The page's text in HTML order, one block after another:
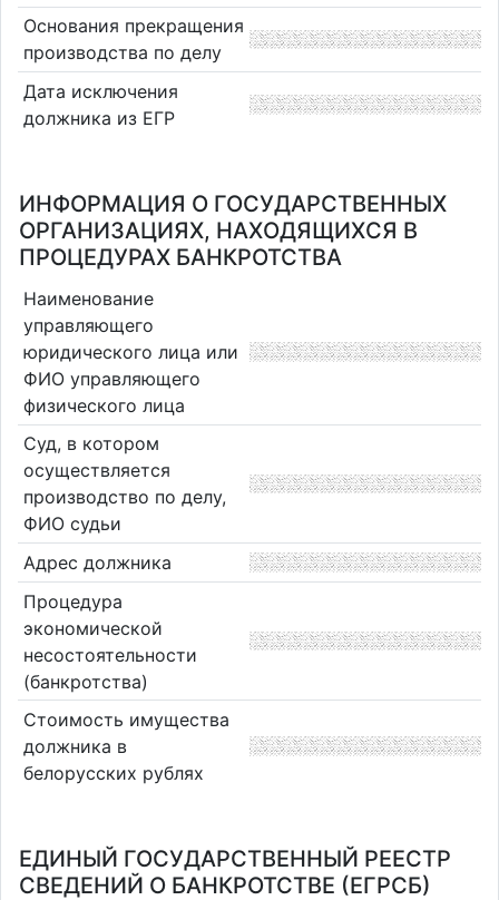
Основания прекращения
производства по делу
Дата исключения
должника из ЕГР
ИНФОРМАЦИЯ О ГОСУДАРСТВЕННЫХ
ОРГАНИЗАЦИЯХ, НАХОДЯЩИХСЯ В
ПРОЦЕДУРАХ БАНКРОТСТВА
Наименование
управляющего
юридического лица или
ФИО управляющего
физического лица
Суд, в котором
осуществляется
производство по делу,
ФИО судьи
Адрес должника
Процедура
экономической
несостоятельности
(банкротства)
Стоимость имущества
должника в
белорусских рублях
ЕДИНЫЙ ГОСУДАРСТВЕННЫЙ РЕЕСТР
СВЕДЕНИЙ О БАНКРОТСТВЕ (ЕГРСБ)